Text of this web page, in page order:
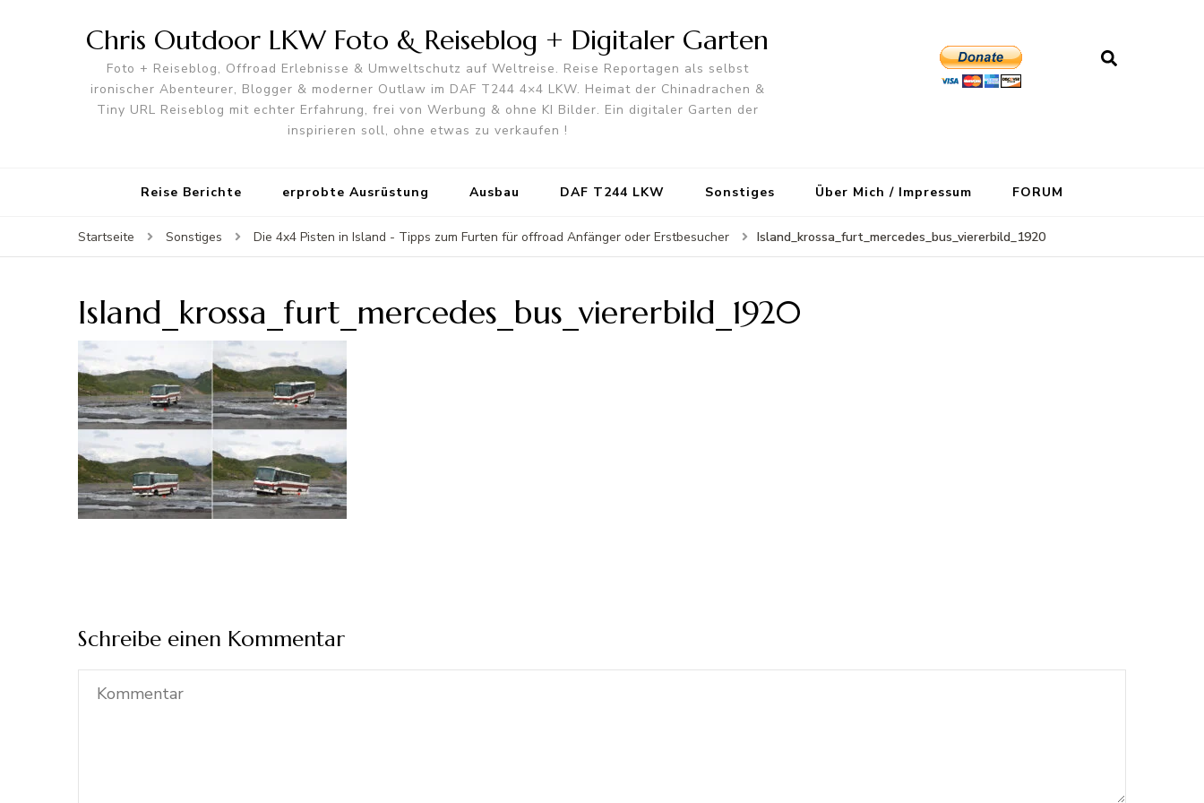
Chris Outdoor LKW Foto & Reiseblog + Digitaler Garten
Foto + Reiseblog, Offroad Erlebnisse & Umweltschutz auf Weltreise. Reise Reportagen als selbst
ironischer Abenteurer, Blogger & moderner Outlaw im DAF T244 4×4 LKW. Heimat der Chinadrachen &
Tiny URL Reiseblog mit echter Erfahrung, frei von Werbung & ohne KI Bilder. Ein digitaler Garten der
inspirieren soll, ohne etwas zu verkaufen !
Reise Berichte erprobte Ausrüstung Ausbau DAF T244 LKW Sonstiges Über Mich / Impressum FORUM
Startseite Sonstiges Die 4x4 Pisten in Island - Tipps zum Furten für offroad Anfänger oder Erstbesucher Island_krossa_furt_mercedes_bus_viererbild_1920
Island_krossa_furt_mercedes_bus_viererbild_1920
Schreibe einen Kommentar